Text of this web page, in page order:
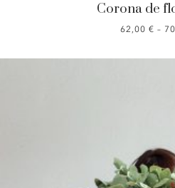
Corona de
62,00 € –